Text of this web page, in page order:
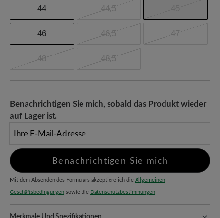
44 44,5
46 46,5 47
48 48,5
Benachrichtigen Sie mich, sobald das Produkt wieder
auf Lager ist.
Benachrichtigen Sie mich
Mit dem Absenden des Formulars akzeptiere ich die Allgemeinen
Geschäftsbedingungen sowie die Datenschutzbestimmungen
Merkmale Und Spezifikationen